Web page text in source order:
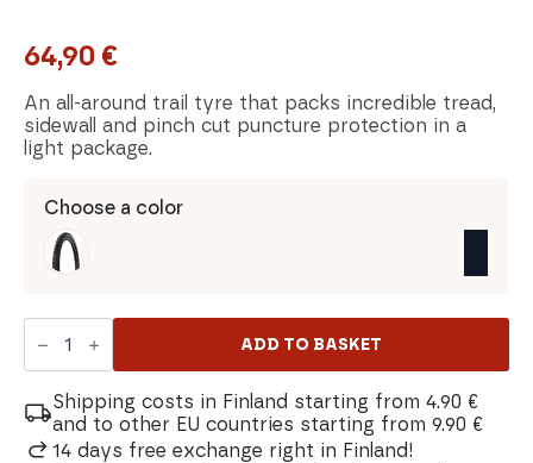
64,90 €
An all-around trail tyre that packs incredible tread,
sidewall and pinch cut puncture protection in a
light package.
Choose a color
Bontrager
Gunnison
Rsl
29X2.40
quantity
ADD TO BASKET
Shipping costs in Finland starting from 4.90 €
and to other EU countries starting from 9.90 €
14 days free exchange right in Finland!